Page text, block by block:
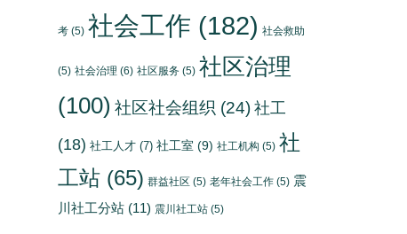
考 (5) 社会工作 (182) 社会救助
(5) 社会治理 (6) 社区服务 (5) 社区治理
(100) 社区社会组织 (24) 社工
(18) 社工人才 (7) 社工室 (9) 社工机构 (5) 社
工站 (65) 群益社区 (5) 老年社会工作 (5) 震
川社工分站 (11) 震川社工站 (5)